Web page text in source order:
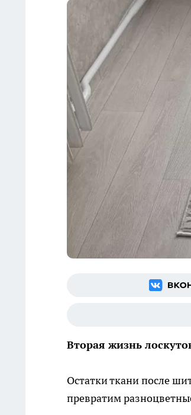
Вторая жизнь
Остатки ткани после
превратим